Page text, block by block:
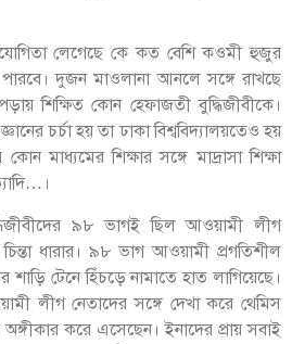
লেগেছে কে কত বেশি কওমী হুজুর
দুজন মাওলানা আনলে সঙ্গে রাখছে
শিক্ষিত কোন হেফাজতী বুদ্ধিজীবীকে।
চর্চা হয় তা ঢাকা বিশ্ববিদ্যালয়তেও হয়
মাধ্যমের শিক্ষার সঙ্গে মাদ্রাসা শিক্ষা
৯৮ ভাগই ছিল আওয়ামী লীগ
ধারার। ৯৮ ভাগ আওয়ামী প্রগতিশীল
শাড়ি টেনে হিঁচড়ে নামাতে হাত লাগিয়েছে।
লীগ নেতাদের সঙ্গে দেখা করে থেমিস
করে এসেছেন। ইনাদের প্রায় সবাই